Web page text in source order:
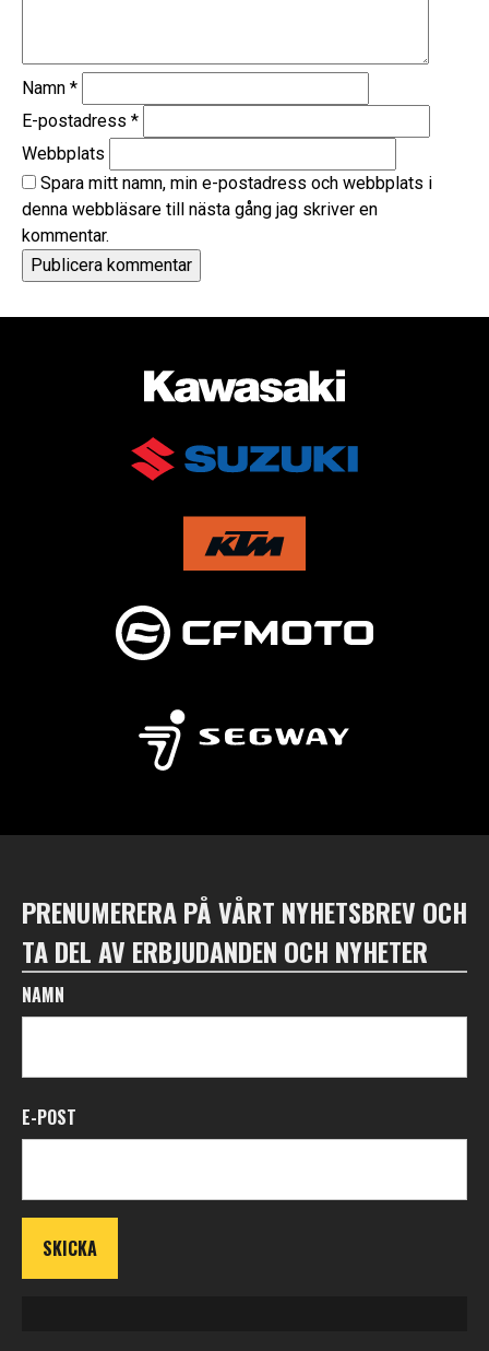
Namn *
E-postadress *
Webbplats
Spara mitt namn, min e-postadress och webbplats i
denna webbläsare till nästa gång jag skriver en
kommentar.
AUKTORISERAD ÅTERFÖRSÄLJARE AV
PRENUMERERA PÅ VÅRT NYHETSBREV OCH
TA DEL AV ERBJUDANDEN OCH NYHETER
NAMN
E-POST